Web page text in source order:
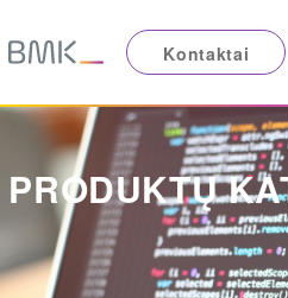
Kontaktai
PRODUKTŲ